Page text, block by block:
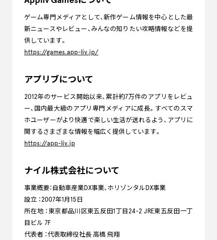
ゲーム専門メディアとして、新作ゲーム情報を中心とした最
新ニュースやレビュー、みんなの知りたい攻略情報などを提
供しています。
https://games.app-liv.jp/
アプリブについて
2012年のサービス開始以来、累計約7万件のアプリをレビュ
ー、国内最大級のアプリ専門メディアに成長。すべてのスマ
ホユーザーがより快適で楽しい生活が送れるよう、アプリに
関するさまざまな情報を幅広く提供しています。
https://app-liv.jp
ナイル株式会社について
事業概要：自動車産業DX事業、ホリゾンタルDX事業
設立 ：2007年1月15日
所在地 ：東京都品川区東五反田1丁目24-2 JRE東五反田一丁
目ビル 7F
代表者 ：代表取締役社長 高橋 飛翔